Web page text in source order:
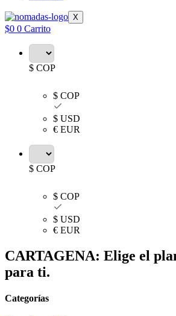
X
$0 0 Carrito
$ COP
$ COP
$ USD
€ EUR
$ COP
$ COP
$ USD
€ EUR
CARTAGENA: Elige el
para ti.
Categorías